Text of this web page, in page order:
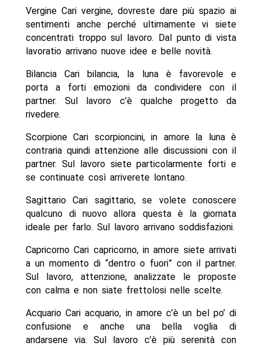
Vergine Cari vergine, dovreste dare più spazio ai
sentimenti anche perché ultimamente vi siete
concentrati troppo sul lavoro. Dal punto di vista
lavoratio arrivano nuove idee e belle novità.
Bilancia Cari bilancia, la luna è favorevole e
porta a forti emozioni da condividere con il
partner. Sul lavoro c’è qualche progetto da
rivedere.
Scorpione Cari scorpioncini, in amore la luna è
contraria quindi attenzione alle discussioni con il
partner. Sul lavoro siete particolarmente forti e
se continuate così arriverete lontano.
Sagittario Cari sagittario, se volete conoscere
qualcuno di nuovo allora questa è la giornata
ideale per farlo. Sul lavoro arrivano soddisfazioni.
Capricorno Cari capricorno, in amore siete arrivati
a un momento di “dentro o fuori” con il partner.
Sul lavoro, attenzione, analizzate le proposte
con calma e non siate frettolosi nelle scelte.
Acquario Cari acquario, in amore c’è un bel po’ di
confusione e anche una bella voglia di
andarsene via. Sul lavoro c’è più serenità con